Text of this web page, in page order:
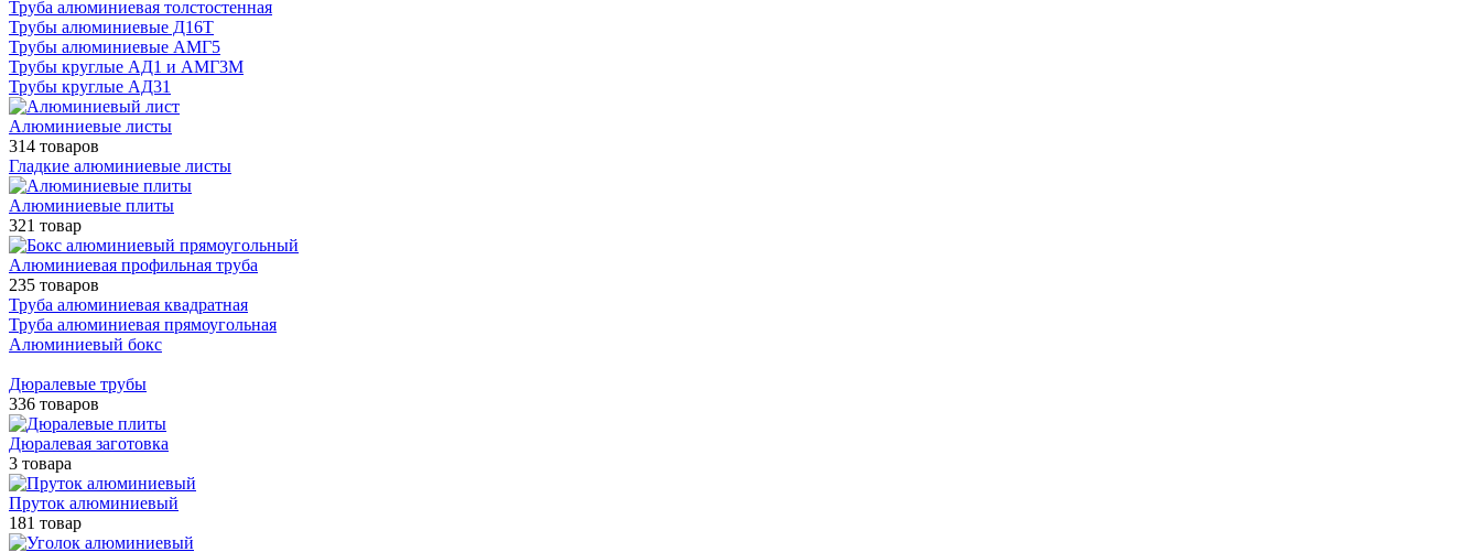
Труба алюминиевая толстостенная
Трубы алюминиевые Д16Т
Трубы алюминиевые АМГ5
Трубы круглые АД1 и АМГ3М
Трубы круглые АД31
Алюминиевые листы
314 товаров
Гладкие алюминиевые листы
Алюминиевые плиты
321 товар
Алюминиевая профильная труба
235 товаров
Труба алюминиевая квадратная
Труба алюминиевая прямоугольная
Алюминиевый бокс
Дюралевые трубы
336 товаров
Дюралевая заготовка
3 товара
Пруток алюминиевый
181 товар